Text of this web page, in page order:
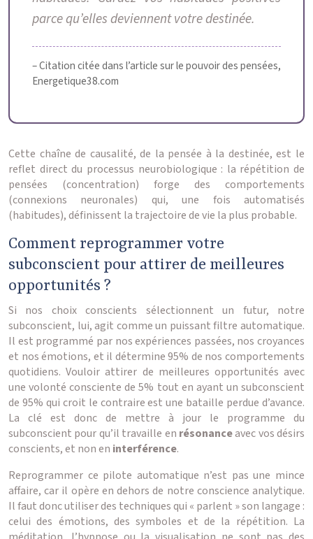
parce qu’elles deviennent votre destinée.
– Citation citée dans l’article sur le pouvoir des pensées,
Energetique38.com
Cette chaîne de causalité, de la pensée à la destinée, est le
reflet direct du processus neurobiologique : la répétition de
pensées (concentration) forge des comportements
(connexions neuronales) qui, une fois automatisés
(habitudes), définissent la trajectoire de vie la plus probable.
Comment reprogrammer votre
subconscient pour attirer de meilleures
opportunités ?
Si nos choix conscients sélectionnent un futur, notre
subconscient, lui, agit comme un puissant filtre automatique.
Il est programmé par nos expériences passées, nos croyances
et nos émotions, et il détermine 95% de nos comportements
quotidiens. Vouloir attirer de meilleures opportunités avec
une volonté consciente de 5% tout en ayant un subconscient
de 95% qui croit le contraire est une bataille perdue d’avance.
La clé est donc de mettre à jour le programme du
subconscient pour qu’il travaille en résonanceavec vos désirs
conscients, et non en interférence.
Reprogrammer ce pilote automatique n’est pas une mince
affaire, car il opère en dehors de notre conscience analytique.
Il faut donc utiliser des techniques qui « parlent » son langage :
celui des émotions, des symboles et de la répétition. La